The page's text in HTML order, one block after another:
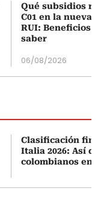
Qué subsidios
C01 en la nueva
RUI: Beneficios
saber
06/08/2026
Clasificación
Italia 2026: Así
colombianos en